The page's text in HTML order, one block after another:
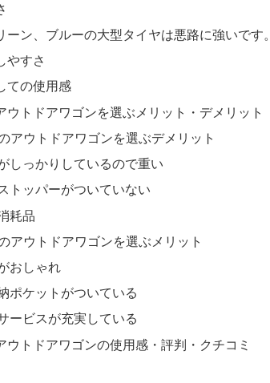
ーン、ブルーの大型タイヤは悪路に強いです。
やすさ
ての使用感
ウトドアワゴンを選ぶメリット・デメリット
アウトドアワゴンを選ぶデメリット
しっかりしているので重い
トッパーがついていない
耗品
アウトドアワゴンを選ぶメリット
おしゃれ
ポケットがついている
ービスが充実している
ウトドアワゴンの使用感・評判・クチコミ